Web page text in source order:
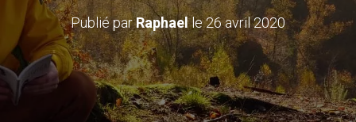
Publié parRaphaelle26 avril 2020